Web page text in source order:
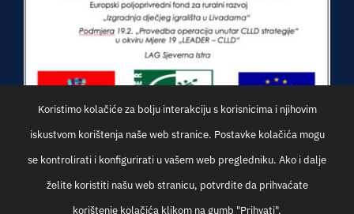
Koristimo kolačiće za bolju interakciju s korisnicima i njihovim
iskustvom korištenja naše web stranice. Postavke kolačića mogu
se kontrolirati i konfigurirati u vašem web pregledniku. Ako i dalje
želite koristiti našu web stranicu, potvrdite da prihvaćate
korištenje kolačića klikom na gumb "Prihvati".